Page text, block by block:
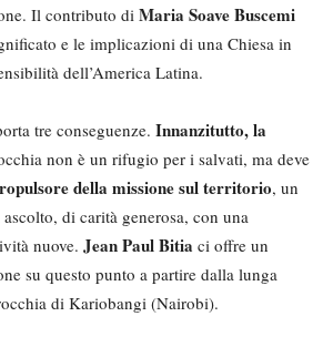
Il contributo di Maria Soave Buscemi
e le implicazioni di una Chiesa in
dell’America Latina.
tre conseguenze. Innanzitutto, la
non è un rifugio per i salvati, ma deve
della missione sul territorio, un
di carità generosa, con una
nuove. Jean Paul Bitia ci offre un
su questo punto a partire dalla lunga
di Kariobangi (Nairobi).